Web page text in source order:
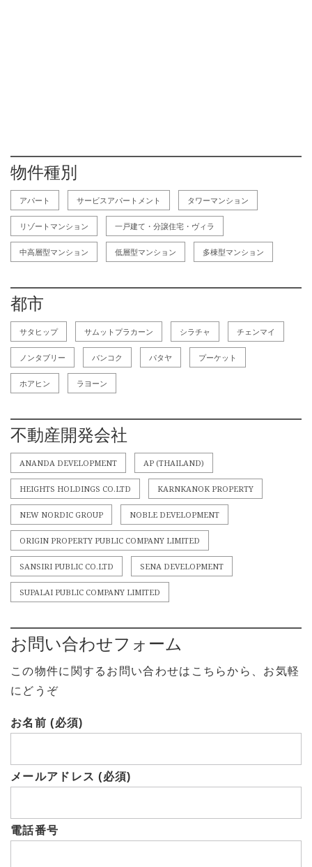
物件種別
アパート サービスアパートメント タワーマンション
リゾートマンション 一戸建て・分譲住宅・ヴィラ
中高層型マンション 低層型マンション 多棟型マンション
都市
サタヒップ サムットプラカーン シラチャ チェンマイ
ノンタブリー バンコク パタヤ プーケット
ホアヒン ラヨーン
不動産開発会社
ANANDA DEVELOPMENT AP (THAILAND)
HEIGHTS HOLDINGS CO.LTD KARNKANOK PROPERTY
NEW NORDIC GROUP NOBLE DEVELOPMENT
ORIGIN PROPERTY PUBLIC COMPANY LIMITED
SANSIRI PUBLIC CO.LTD SENA DEVELOPMENT
SUPALAI PUBLIC COMPANY LIMITED
お問い合わせフォーム
この物件に関するお問い合わせはこちらから、お気軽
にどうぞ
お名前 (必須)
メールアドレス (必須)
電話番号